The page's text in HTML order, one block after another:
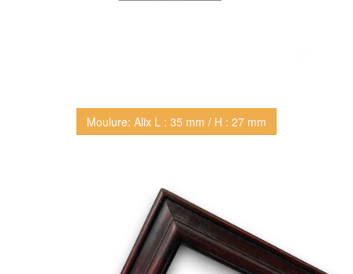
Moulure: Alix L : 35 mm / H : 27 mm